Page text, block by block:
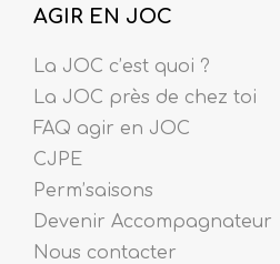
AGIR EN JOC
La JOC c’est quoi ?
La JOC près de chez toi
FAQ agir en JOC
CJPE
Perm’saisons
Devenir Accompagnateur
Nous contacter